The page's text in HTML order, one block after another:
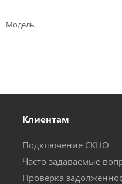
Модель
Клиентам
Подключение СКНО
Часто задаваемые
Проверка